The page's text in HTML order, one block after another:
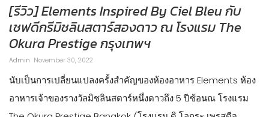
[รีวิว] Elements Inspired By Ciel Bleu กับ
เชฟดีกรีมิชลินสตาร์สองดาว ณ โรงแรม The
Okura Prestige กรุงเทพฯ
Admin November 30, 2022
นับเป็นการเปลี่ยนแปลงครั้งสำคัญของห้องอาหาร Elements ห้อง
อาหารเจ้าของรางวัลมิชลินสตาร์หนึ่งดาวถึง 5 ปีซ้อนณ โรงแรม